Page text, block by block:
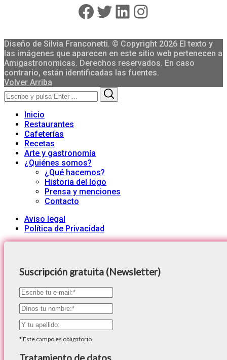
Facebook
Twitter
LinkedIn
Instagram
Diseño de Silvia Franconetti. © Copyright 2026 El texto y
las imágenes que aparecen en este sitio web pertenecen a
Amigastronomicas. Derechos reservados. En caso
contrario, están identificadas las fuentes.
Volver Arriba
Search
for:
Inicio
Restaurantes
Cafeterías
Recetas
Arte y gastronomía
¿Quiénes somos?
¿Qué hacemos?
Historia del logo
Prensa y menciones
Contacto
Aviso legal
Política de Privacidad
Suscripción gratuita (Newsletter)
*Este campo es obligatorio